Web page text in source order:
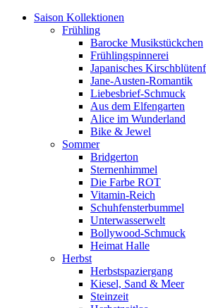
Saison Kollektionen
Frühling
Barocke Musikstückchen
Frühlingspinnerei
Japanisches
Jane-Austen-Romantik
Liebesbrief-Schmuck
Aus dem Elfengarten
Alice im Wunderland
Bike & Jewel
Sommer
Bridgerton
Sternenhimmel
Die Farbe ROT
Vitamin-Reich
Schuhfensterbummel
Unterwasserwelt
Bollywood-Schmuck
Heimat Halle
Herbst
Herbstspaziergang
Kiesel, Sand & Meer
Steinzeit